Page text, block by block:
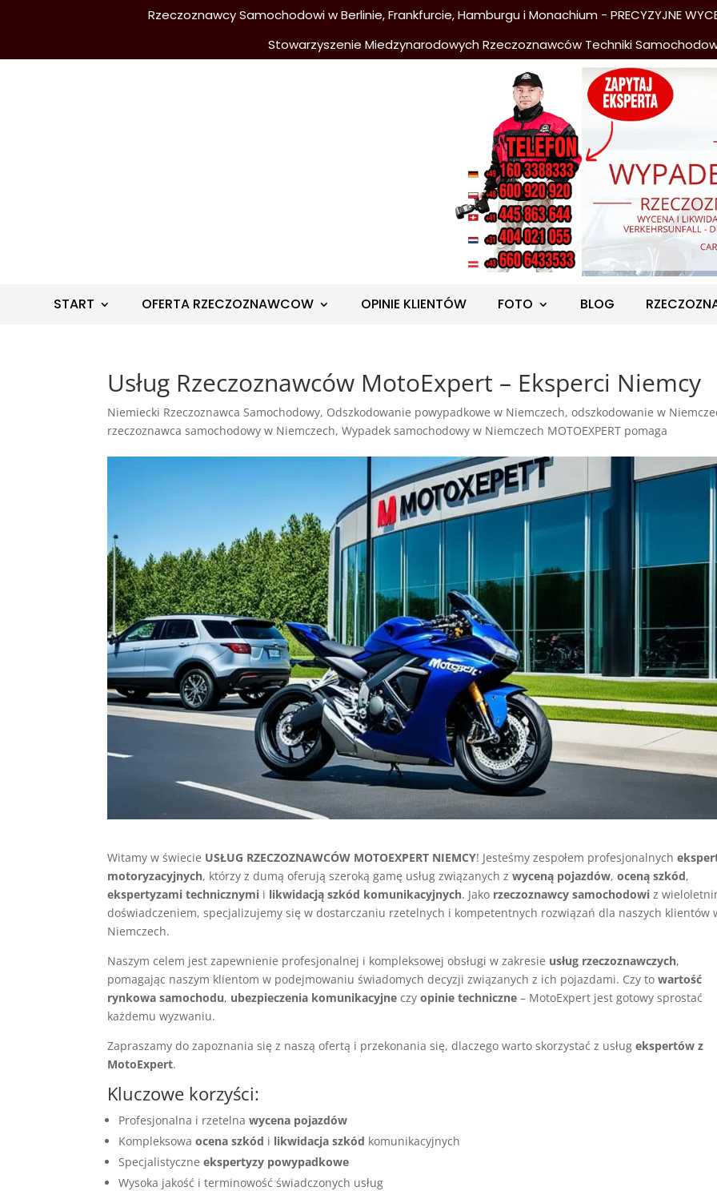
Rzeczoznawcy Samochodowi w Berlinie, Frankfurcie, Hamburgu i Monachium - PRECYZYJNE
Stowarzyszenie Miedzynarodowych Rzeczoznawców Techniki
START OFERTA RZECZOZNAWCOW OPINIE KLIENTÓW FOTO BLOG
Usług Rzeczoznawców MotoExpert – Eksperci Niemcy
Niemiecki Rzeczoznawca Samochodowy, Odszkodowanie powypadkowe w Niemczech,odszkodowanie w
rzeczoznawca samochodowy w Niemczech,Wypadek samochodowy w Niemczech MOTOEXPERT pomaga
Witamy w świecie USŁUG RZECZOZNAWCÓW MOTOEXPERT NIEMCY! Jesteśmy zespołem profesjonalnych
motoryzacyjnych, którzy z dumą oferują szeroką gamę usług związanych zwyceną pojazdów,oceną szkód,
ekspertyzami technicznymi i likwidacją szkód komunikacyjnych. Jako rzeczoznawcy samochodowi z
doświadczeniem, specjalizujemy się w dostarczaniu rzetelnych i kompetentnych rozwiązań dla naszych klientów
Niemczech.
Naszym celem jest zapewnienie profesjonalnej i kompleksowej obsługi w zakresie usług rzeczoznawczych,
pomagając naszym klientom w podejmowaniu świadomych decyzji związanych z ich pojazdami. Czy towartość
rynkowa samochodu, ubezpieczenia komunikacyjne czyopinie techniczne – MotoExpert jest gotowy sprostać
każdemu wyzwaniu.
Zapraszamy do zapoznania się z naszą ofertą i przekonania się, dlaczego warto skorzystać z usługekspertów z
MotoExpert.
Kluczowe korzyści:
Profesjonalna i rzetelnawycena pojazdów
Kompleksowaocena szkód i likwidacja szkód komunikacyjnych
Specjalistyczneekspertyzy powypadkowe
Wysoka jakość i terminowość świadczonych usług